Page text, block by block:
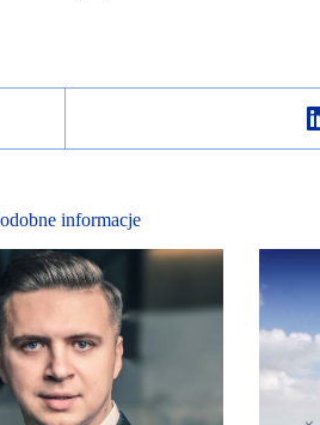
informacje